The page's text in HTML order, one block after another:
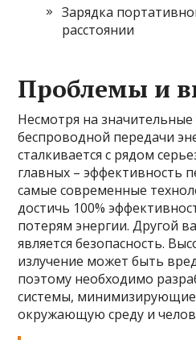
Зарядка
расстоянии
Проблемы и
Несмотря на значительные
беспроводной передачи
сталкивается с рядом
главных – эффективность
самые современные
достичь 100%
потерям энергии. Другой
является безопасность.
излучение может быть
поэтому необходимо
системы, минимизирующие
окружающую среду и